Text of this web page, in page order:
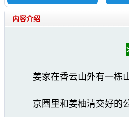
内容介绍
姜家在香云山外有一栋
京圈里和姜柚清交好的